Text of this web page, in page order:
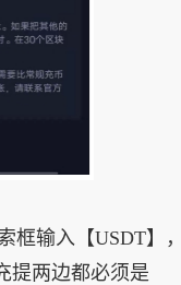
输入【USDT】，
提两边都必须是